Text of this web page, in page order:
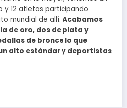
y 12 atletas participando
mundial de allí. Acabamos
de oro, dos de plata y
de bronce lo que
alto estándar y deportistas